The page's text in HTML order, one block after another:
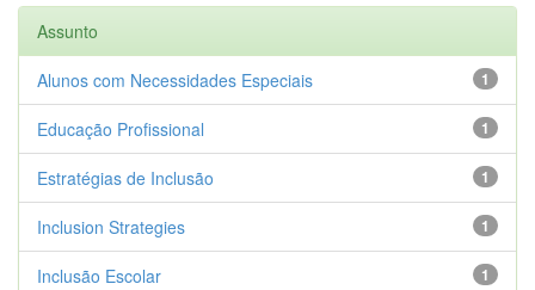
Assunto
1
Alunos com Necessidades Especiais
1
Educação Profissional
1
Estratégias de Inclusão
1
Inclusion Strategies
1
Inclusão Escolar